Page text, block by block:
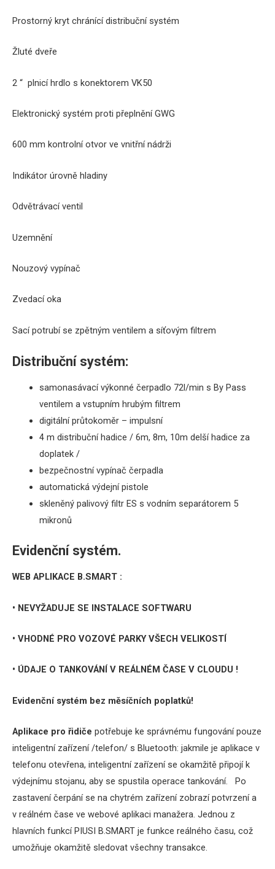
Prostorný kryt chránící distribuční systém
Žluté dveře
2 “ plnicí hrdlo s konektorem VK50
Elektronický systém proti přeplněníGWG
600 mm kontrolní otvor ve vnitřní nádrži
Indikátor úrovně hladiny
Odvětrávací ventil
Uzemnění
Nouzový vypínač
Zvedací oka
Sací potrubí se zpětným ventilem a síťovým filtrem
Distribuční systém:
samonasávací výkonné čerpadlo 72l/min s By Pass
ventilem a vstupním hrubým filtrem
digitální průtokoměr – impulsní
4 m distribuční hadice / 6m, 8m, 10m delší hadice za
doplatek /
bezpečnostní vypínač čerpadla
automatická výdejní pistole
skleněný palivový filtr ES s vodním separátorem 5
mikronů
Evidenční systém.
WEB APLIKACE B.SMART :
• NEVYŽADUJE SE INSTALACE SOFTWARU
• VHODNÉ PRO VOZOVÉ PARKY VŠECH VELIKOSTÍ
• ÚDAJE O TANKOVÁNÍ V REÁLNÉM ČASE V CLOUDU !
Evidenční systém bez měsíčních poplatků!
Aplikace pro řidiče potřebuje ke správnému fungování pouze
inteligentní zařízení /telefon/ s Bluetooth: jakmile je aplikace v
telefonu otevřena, inteligentní zařízení se okamžitě připojí k
výdejnímu stojanu, aby se spustila operace tankování.
Po
zastavení čerpání se na chytrém zařízení zobrazí potvrzenía
v reálném čase ve webové aplikaci manažera. Jednou z
hlavních funkcí PIUSI B.SMART je funkce reálného času, což
umožňuje okamžitě sledovat všechny transakce.